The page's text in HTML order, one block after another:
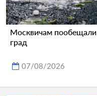
Москвичам пообещали
град
07/08/2026